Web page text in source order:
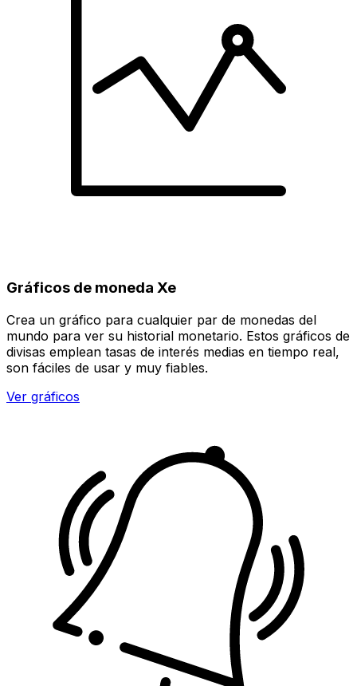
Gráficos de moneda Xe
Crea un gráfico para cualquier par de monedas del
mundo para ver su historial monetario. Estos gráficos de
divisas emplean tasas de interés medias en tiempo real,
son fáciles de usar y muy fiables.
Ver gráficos